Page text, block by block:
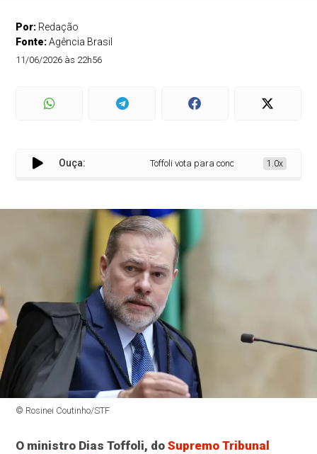
Por: Redação
Fonte:Agência Brasil
11/06/2026 às 22h56
Ouça: Toffoli vota para conceder 60 dias para
1.0x
© Rosinei Coutinho/STF
O ministro Dias Toffoli, doSupremo Tribunal